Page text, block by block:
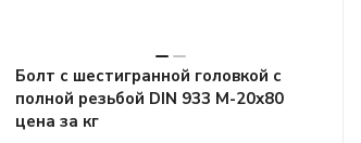
Болт с шестигранной головкой с
полной резьбой DIN 933 М-20х80
цена за кг